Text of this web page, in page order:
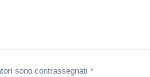
sono contrassegnati *